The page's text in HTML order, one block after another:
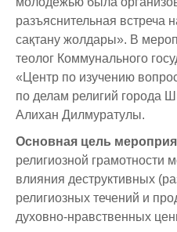
Внедрение результатов
Научные мероприятия
Отдел международного
Ученый совет
Отдел организации практик
Отдел офис регистратора
Отдел дистанционных
Центр тестирования
Учебно-методическое
Видеогалерея
Общежитие
Психологическая помощь
Студенческие научные
Неформальное обучение
Массовые открытые онлайн-
Студенческие научные
Приемные часы отделов и
Ящик для предложений и
разъяснительная встреча
сақтану жолдары». В
теолог Коммунального
«Центр по изучению
по делам религий города
Алихан Дилмуратулы.
Основная цель
религиозной грамотности
влияния деструктивных
религиозных течений и
духовно-нравственных